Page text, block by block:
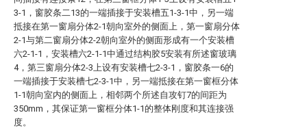
3-1，窗胶条二13的一端插接于安装槽五1-3-1中，另一端
抵接在第一窗扇分体2-1朝向室外的侧面上，第一窗扇分体
2-1与第二窗扇分体2-2朝向室外的侧面形成有一个安装槽
六2-1-1，安装槽六2-1-1中通过结构胶5安装有所述窗玻璃
4，第三窗扇分体2-3上设有安装槽七2-3-1，窗胶条一6的
一端插接于安装槽七2-3-1中，另一端抵接在第一窗框分体
1-1朝向室内的侧面上，相邻两个所述自攻钉7的间距为
350mm，其保证第一窗框分体1-1的整体刚度和其连接强
度。